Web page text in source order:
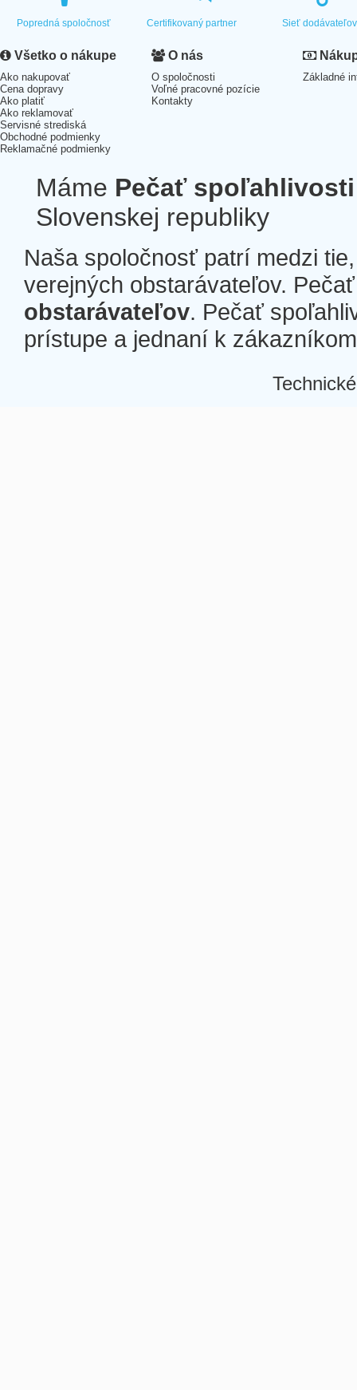
Popredná spoločnosť Certifikovaný partner Sieť dodávateľov
Všetko o nákupe
Ako nakupovať
Cena dopravy
Ako platiť
Ako reklamovať
Servisné strediská
Obchodné podmienky
Reklamačné podmienky
O nás
O spoločnosti
Voľné pracovné pozície
Kontakty
Základné
Máme Pečať spoľahlivosti
Slovenskej republiky
Naša spoločnosť patrí medzi
verejných obstarávateľov.
obstarávateľov. Pečať
prístupe a jednaní k